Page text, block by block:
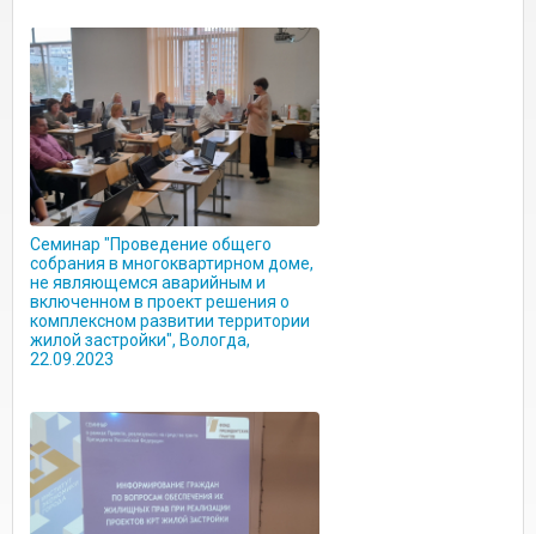
Семинар "Проведение общего
собрания в многоквартирном доме,
не являющемся аварийным и
включенном в проект решения о
комплексном развитии территории
жилой застройки", Вологда,
22.09.2023